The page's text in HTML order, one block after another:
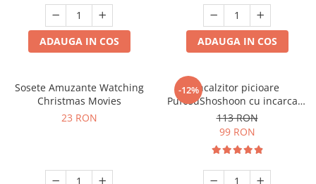
ADAUGA IN COS ADAUGA IN COS
Sosete Amuzante Watching
Christmas Movies
23 RON
-12%Incalzitor picioare
PufosuShoshoon cu incarcare
USB
113 RON
99 RON